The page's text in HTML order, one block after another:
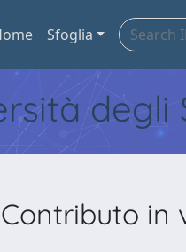
Sfoglia
degli
in